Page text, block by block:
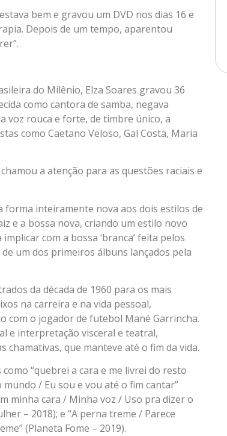
bem e gravou um DVD nos dias 16 e
Depois de um tempo, aparentou
do Milênio, Elza Soares gravou 36
como cantora de samba, negava
voz rouca e forte, de timbre único, a
como Caetano Veloso, Gal Costa, Maria
a atenção para as questões raciais e
forma inteiramente nova aos dois estilos de
e a bossa nova, criando um estilo novo
com a bossa ‘branca’ feita pelos
um dos primeiros álbuns lançados pela
da década de 1960 para os mais
na carreira e na vida pessoal,
com o jogador de futebol Mané Garrincha.
e interpretação visceral e teatral,
chamativas, que manteve até o fim da vida.
“quebrei a cara e me livrei do resto
/ Eu sou e vou até o fim cantar”
minha cara / Minha voz / Uso pra dizer o
– 2018); e “A perna treme / Parece
(Planeta Fome – 2019).